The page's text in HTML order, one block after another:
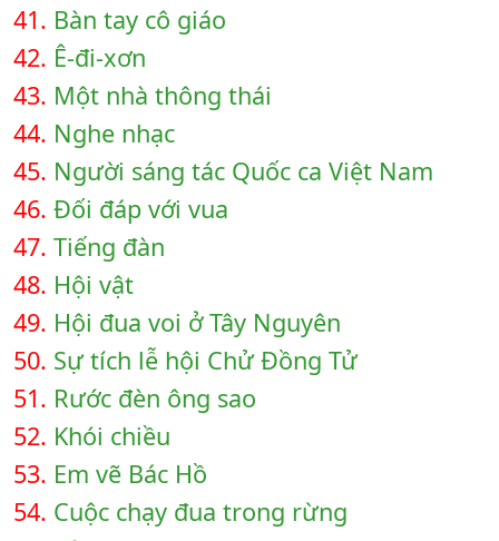
41. Bàn tay cô giáo
42. Ê-đi-xơn
43. Một nhà thông thái
44. Nghe nhạc
45. Người sáng tác Quốc ca Việt Nam
46. Đối đáp với vua
47. Tiếng đàn
48. Hội vật
49. Hội đua voi ở Tây Nguyên
50. Sự tích lễ hội Chử Đồng Tử
51. Rước đèn ông sao
52. Khói chiều
53. Em vẽ Bác Hồ
54. Cuộc chạy đua trong rừng